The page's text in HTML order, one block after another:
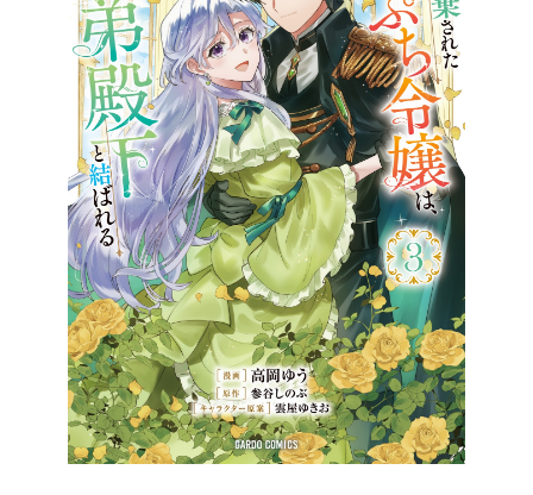
オーバーラップノベルス
オーバーラップノベルスf
ロサージュノベルス
コミックガルド